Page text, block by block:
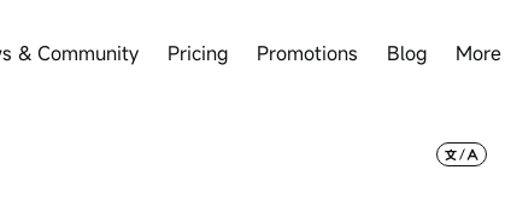
& Community Pricing Promotions Blog More